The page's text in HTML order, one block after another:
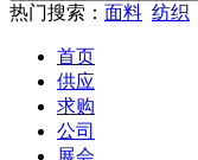
热门搜索： 面料 纺织
首页
供应
求购
公司